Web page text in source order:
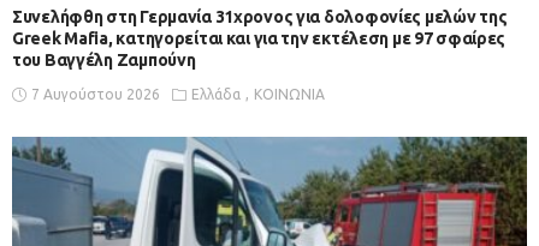
Συνελήφθη στη Γερμανία 31χρονος για δολοφονίες μελών της
Greek Mafia, κατηγορείται και για την εκτέλεση με 97 σφαίρες
του Βαγγέλη Ζαμπούνη
7 Αυγούστου 2026 Ελλάδα ΚΟΙΝΩΝΙΑ